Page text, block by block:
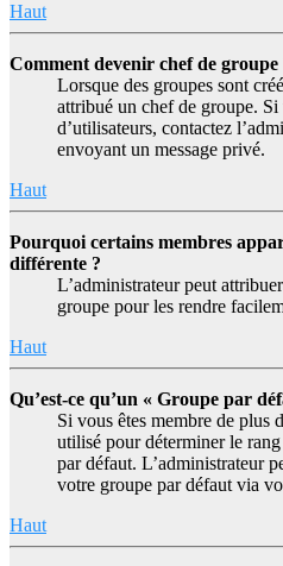
Haut
Comment devenir chef de groupe
Lorsque des groupes sont
attribué un chef de groupe.
d’utilisateurs, contactez
envoyant un message privé.
Haut
Pourquoi certains membres
différente ?
L’administrateur peut
groupe pour les rendre
Haut
Qu’est-ce qu’un « Groupe par
Si vous êtes membre de plus
utilisé pour déterminer le
par défaut. L’administrateur
votre groupe par défaut via
Haut